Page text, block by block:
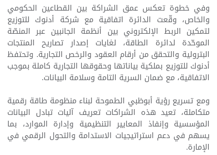
وفي خطوة تعكس عمق الشراكة بين القطاعين الحكومي
والخاص، وقّعت الدائرة اتفاقية مع شركة أدنوك للتوزيع
لتمكين الربط الإلكتروني بين أنظمة الجانبين عبر المنصّة
الموحّدة لدائرة الطاقة، لغايات إصدار تصاريح المنتجات
البترولية والتحقق من أرقام العقود والرخص التجارية. وتحتفظ
أدنوك للتوزيع بملكية بياناتها وحقوقها التجارية كاملة بموجب
الاتفاقية، مع ضمان السرية التامة وسلامة البيانات.
ومع تسريع رؤية أبوظبي الطموحة لبناء منظومة طاقة رقمية
متكاملة، تعيد هذه الشراكات تعريف آليات تبادل البيانات
المؤسسية وإنفاذ المعايير التنظيمية وإدارة الموارد، بما
يسهم في دعم استراتيجيات الاستدامة والتحول الرقمي في
الإمارة.